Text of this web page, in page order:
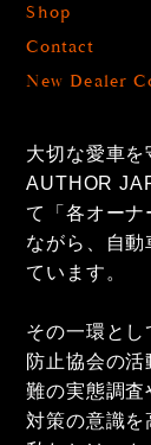
Shop
Contact
New Dealer
大切な愛車を
AUTHOR
て「各オーナ
ながら、自動
ています。
その一環と
防止協会の
難の実態調査
対策の意識を